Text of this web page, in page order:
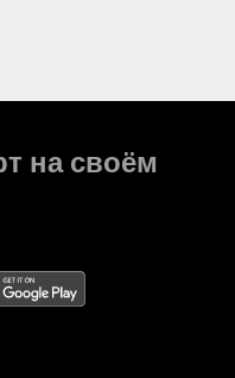
на своём